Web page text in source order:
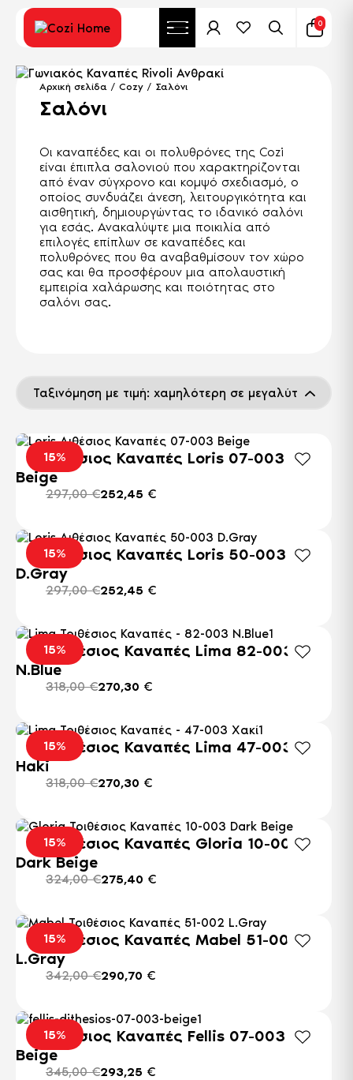
0
Αρχική σελίδα / Cozy / Σαλόνι
Σαλόνι
Οι καναπέδες και οι πολυθρόνες της Cozi
είναι έπιπλα σαλονιού που χαρακτηρίζονται
από έναν σύγχρονο και κομψό σχεδιασμό, ο
οποίος συνδυάζει άνεση, λειτουργικότητα και
αισθητική, δημιουργώντας το ιδανικό σαλόνι
για εσάς. Ανακαλύψτε μια ποικιλία από
επιλογές επίπλων σε καναπέδες και
πολυθρόνες που θα αναβαθμίσουν τον χώρο
σας και θα προσφέρουν μια απολαυστική
εμπειρία χαλάρωσης και ποιότητας στο
σαλόνι σας.
15%
Διθέσιος Καναπές Loris 07-003
Beige
297,00€252,45 €
15%
Διθέσιος Καναπές Loris 50-003
D.Gray
297,00€252,45 €
15%
Τριθέσιος Καναπές Lima 82-003
N.Blue
318,00€270,30 €
Αυτό
το
προϊόν
έχει
πολλαπλές
Οι
επιλογές
μπορούν
να
επιλεγούν
του
προϊόντος
15%
Τριθέσιος Καναπές Lima 47-003
Haki
318,00€270,30 €
Αυτό
το
προϊόν
έχει
πολλαπλές
Οι
επιλογές
μπορούν
να
επιλεγούν
του
προϊόντος
15%
Τριθέσιος Καναπές Gloria 10-003
Dark Beige
324,00€275,40 €
15%
Τριθέσιος Καναπές Mabel 51-002
L.Gray
342,00€290,70 €
15%
Διθέσιος Καναπές Fellis 07-003
Beige
345,00€293,25 €